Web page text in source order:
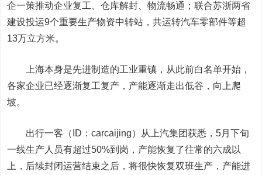
企一策推动企业复工、仓库解封、物流畅通；联合苏浙两省
建设投运9个重要生产物资中转站，共运转汽车零部件等超
13万立方米。
上海本身是先进制造的工业重镇，从此前白名单开始，
各家企业已经逐渐复工复产，产能逐渐走出低谷，向上爬
坡。
出行一客（ID：carcaijing）
从上汽集团获悉，5月下旬
一线生产人员有超过50%到岗，产能恢复了往常的六成以
上，后续封闭运营结束之后，将很快恢复双班生产，产能进